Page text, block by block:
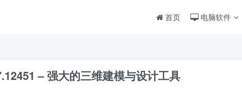
首页 电脑软件
– 强大的三维建模与设计工具